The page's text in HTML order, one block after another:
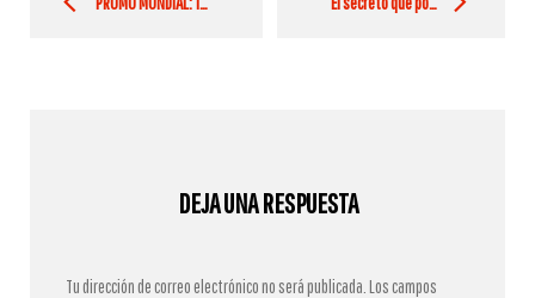
DEJA UNA RESPUESTA
Tu dirección de correo electrónico no será publicada. Los campos